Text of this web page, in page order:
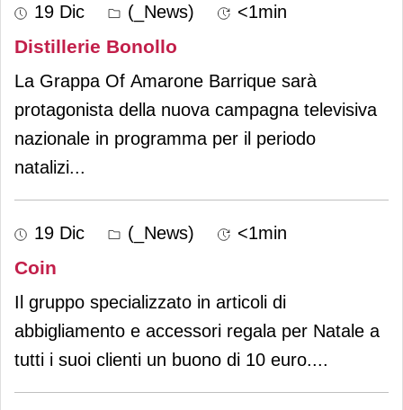
19 Dic (_News) <1min
Distillerie Bonollo
La Grappa Of Amarone Barrique sarà
protagonista della nuova campagna televisiva
nazionale in programma per il periodo
natalizi...
19 Dic (_News) <1min
Coin
Il gruppo specializzato in articoli di
abbigliamento e accessori regala per Natale a
tutti i suoi clienti un buono di 10 euro....